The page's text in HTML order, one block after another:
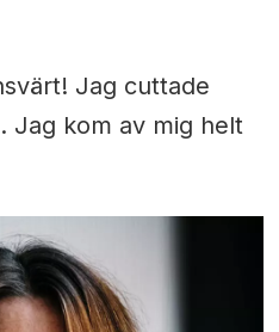
Jag cuttade
Jag kom av mig helt